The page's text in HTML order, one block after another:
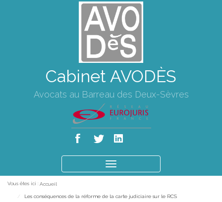
Cabinet AVODÈS
Avocats au Barreau des Deux-Sèvres
le
Vous êtes ici : Accueil
Les conséquences de la réforme de la carte judiciaire sur le RCS